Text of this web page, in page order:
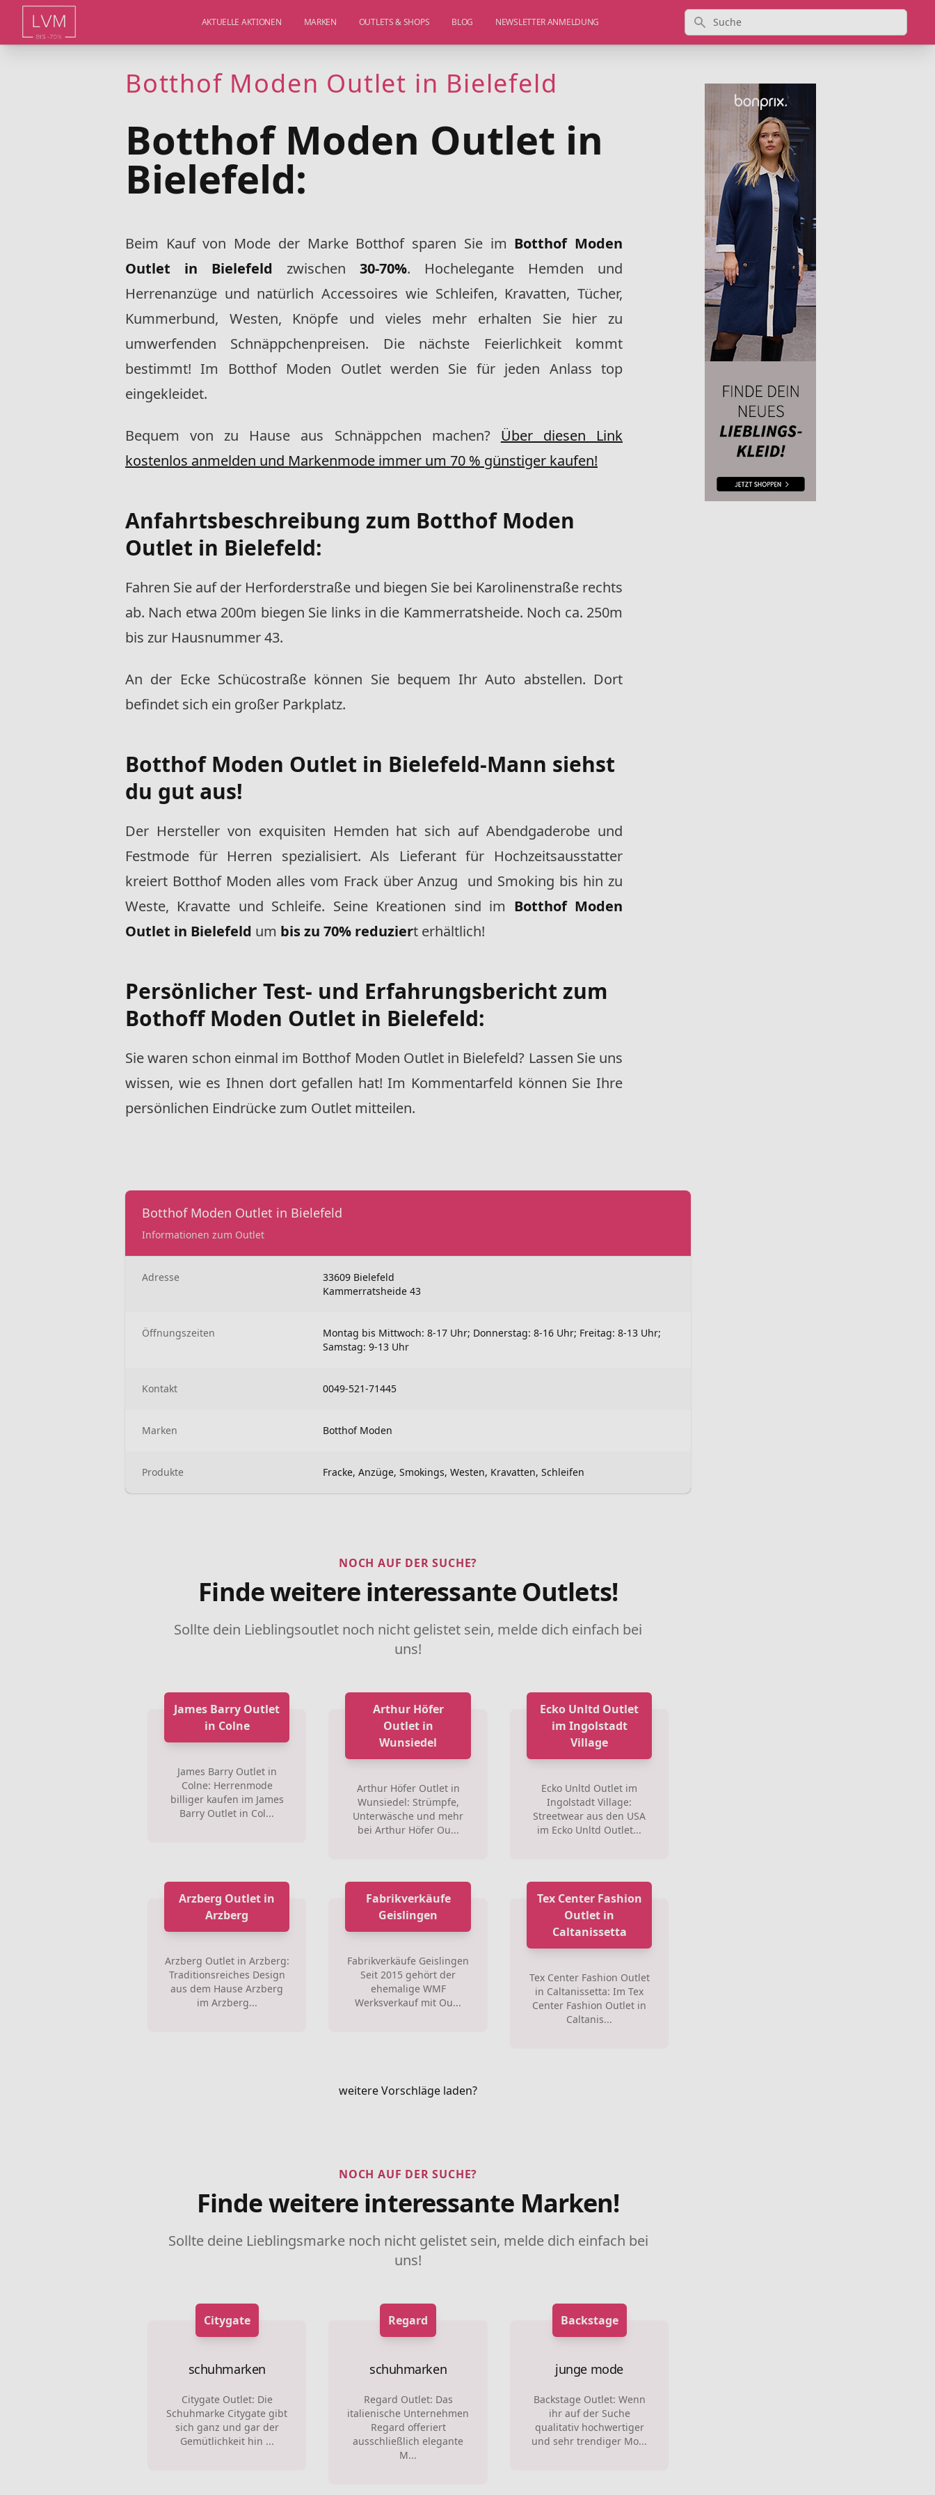
AKTUELLE AKTIONEN MARKEN OUTLETS & SHOPS BLOG NEWSLETTER ANMELDUNG Suche
Botthof Moden Outlet in Bielefeld
Botthof Moden Outlet in
Bielefeld:
Beim Kauf von Mode der Marke Botthof sparen Sie im Botthof Moden
Outlet in Bielefeld zwischen 30-70%. Hochelegante Hemden und
Herrenanzüge und natürlich Accessoires wie Schleifen, Kravatten, Tücher,
Kummerbund, Westen, Knöpfe und vieles mehr erhalten Sie hier zu
umwerfenden Schnäppchenpreisen. Die nächste Feierlichkeit kommt
bestimmt! Im Botthof Moden Outlet werden Sie für jeden Anlass top
eingekleidet.
Bequem von zu Hause aus Schnäppchen machen? Über diesen Link
kostenlos anmelden und Markenmode immer um 70 % günstiger kaufen!
Anfahrtsbeschreibung zum Botthof Moden
Outlet in Bielefeld:
Fahren Sie auf der Herforderstraße und biegen Sie bei Karolinenstraße rechts
ab. Nach etwa 200m biegen Sie links in die Kammerratsheide. Noch ca. 250m
bis zur Hausnummer 43.
An der Ecke Schücostraße können Sie bequem Ihr Auto abstellen. Dort
befindet sich ein großer Parkplatz.
Botthof Moden Outlet in Bielefeld-Mann siehst
du gut aus!
Der Hersteller von exquisiten Hemden hat sich auf Abendgaderobe und
Festmode für Herren spezialisiert. Als Lieferant für Hochzeitsausstatter
kreiert Botthof Moden alles vom Frack über Anzug und Smoking bis hin zu
Weste, Kravatte und Schleife. Seine Kreationen sind im Botthof Moden
Outlet in Bielefeld um bis zu 70% reduziert erhältlich!
Persönlicher Test- und Erfahrungsbericht zum
Bothoff Moden Outlet in Bielefeld:
Sie waren schon einmal im Botthof Moden Outlet in Bielefeld? Lassen Sie uns
wissen, wie es Ihnen dort gefallen hat! Im Kommentarfeld können Sie Ihre
persönlichen Eindrücke zum Outlet mitteilen.
Botthof Moden Outlet in Bielefeld
Informationen zum Outlet
Adresse
33609 Bielefeld
Kammerratsheide 43
Öffnungszeiten
Montag bis Mittwoch: 8-17 Uhr; Donnerstag: 8-16 Uhr; Freitag: 8-13 Uhr;
Samstag: 9-13 Uhr
Kontakt 0049-521-71445
Marken Botthof Moden
Produkte Fracke, Anzüge, Smokings, Westen, Kravatten, Schleifen
NOCH AUF DER SUCHE?
Finde weitere interessante Outlets!
Sollte dein Lieblingsoutlet noch nicht gelistet sein, melde dich einfach bei
uns!
James Barry Outlet
in Colne
James Barry Outlet in
Colne: Herrenmode
billiger kaufen im James
Barry Outlet in Col...
Arthur Höfer
Outlet in
Wunsiedel
Arthur Höfer Outlet in
Wunsiedel: Strümpfe,
Unterwäsche und mehr
bei Arthur Höfer Ou...
Ecko Unltd Outlet
im Ingolstadt
Village
Ecko Unltd Outlet im
Ingolstadt Village:
Streetwear aus den USA
im Ecko Unltd Outlet...
Arzberg Outlet in
Arzberg
Arzberg Outlet in Arzberg:
Traditionsreiches Design
aus dem Hause Arzberg
im Arzberg...
Fabrikverkäufe
Geislingen
Fabrikverkäufe Geislingen
Seit 2015 gehört der
ehemalige WMF
Werksverkauf mit Ou...
Tex Center Fashion
Outlet in
Caltanissetta
Tex Center Fashion Outlet
in Caltanissetta: Im Tex
Center Fashion Outlet in
Caltanis...
weitere Vorschläge laden?
NOCH AUF DER SUCHE?
Finde weitere interessante Marken!
Sollte deine Lieblingsmarke noch nicht gelistet sein, melde dich einfach bei
uns!
Citygate
schuhmarken
Citygate Outlet: Die
Schuhmarke Citygate gibt
sich ganz und gar der
Gemütlichkeit hin ...
Regard
schuhmarken
Regard Outlet: Das
italienische Unternehmen
Regard offeriert
ausschließlich elegante
M...
Backstage
junge mode
Backstage Outlet: Wenn
ihr auf der Suche
qualitativ hochwertiger
und sehr trendiger Mo...